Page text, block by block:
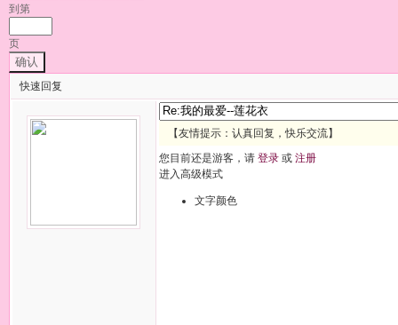
到第
页
确认
快速回复
【友情提示：认真回复，快乐交流】
您目前还是游客，请 登录 或 注册
进入高级模式
文字颜色